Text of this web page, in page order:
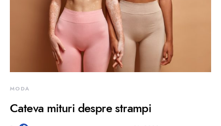
MODA
Cateva mituri despre strampi